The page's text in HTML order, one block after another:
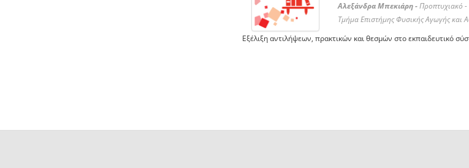
Αλεξάνδρα Μπεκιάρη -Προπτυχιακό -
Τμήμα Επιστήμης Φυσικής Αγωγής και
Εξέλιξη αντιλήψεων, πρακτικών και θεσμών στο εκπαιδευτικό